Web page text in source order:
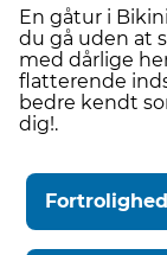
En gåtur i
du gå uden at
med dårlige
flatterende
bedre kendt
dig!.